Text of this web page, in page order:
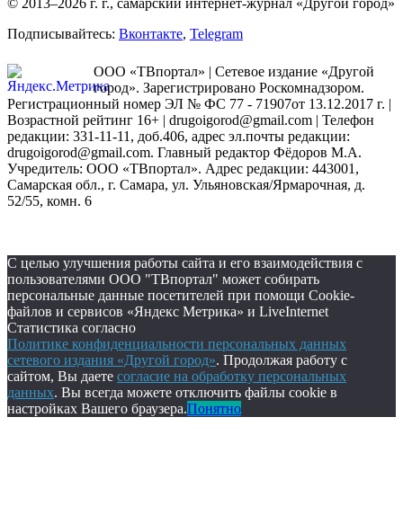
Подписывайтесь: Вконтакте, Telegram
ООО «ТВпортал» | Сетевое издание «Другой
город». Зарегистрировано Роскомнадзором.
Регистрационный номер ЭЛ № ФС 77 - 71907от 13.12.2017 г. |
Возрастной рейтинг 16+ | drugoigorod@gmail.com | Телефон
редакции: 331-11-11, доб.406, адрес эл.почты редакции:
drugoigorod@gmail.com. Главный редактор Фёдоров М.А.
Учредитель: ООО «ТВпортал». Адрес редакции: 443001,
Самарская обл., г. Самара, ул. Ульяновская/Ярмарочная, д.
52/55, комн. 6
С целью улучшения работы сайта и его взаимодействия с
пользователями ООО "ТВпортал" может собирать
персональные данные посетителей при помощи Cookie-
файлов и сервисов «Яндекс Метрика» и LiveInternet
Статистика согласно
Политике конфиденциальности персональных данных
сетевого издания «Другой город». Продолжая работу с
сайтом, Вы даете согласие на обработку персональных
данных. Вы всегда можете отключить файлы cookie в
настройках Вашего браузера.Понятно